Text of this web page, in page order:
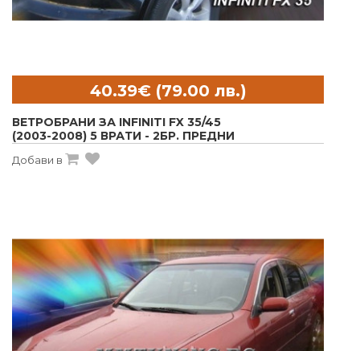
ВЕТРОБРАНИ ЗА INFINITI FX 35/45
(2003-2008) 5 ВРАТИ - 2БР. ПРЕДНИ
Добави в